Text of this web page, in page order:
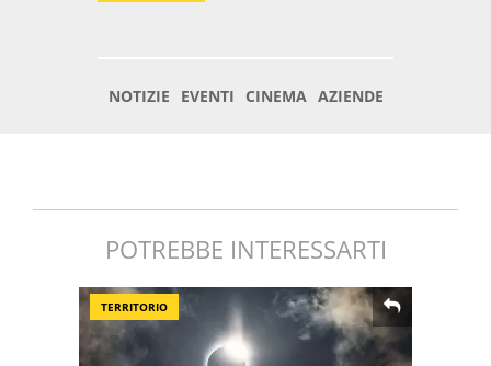
POTREBBE INTERESSARTI
TERRITORIO